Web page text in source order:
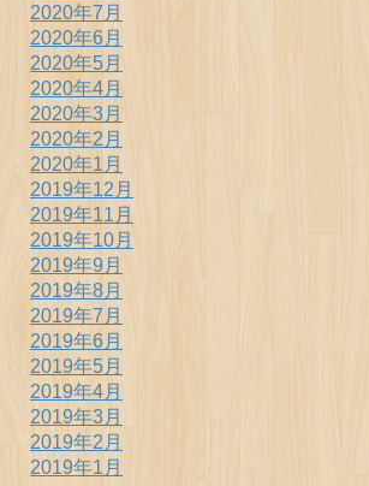
2020年7月
2020年6月
2020年5月
2020年4月
2020年3月
2020年2月
2020年1月
2019年12月
2019年11月
2019年10月
2019年9月
2019年8月
2019年7月
2019年6月
2019年5月
2019年4月
2019年3月
2019年2月
2019年1月